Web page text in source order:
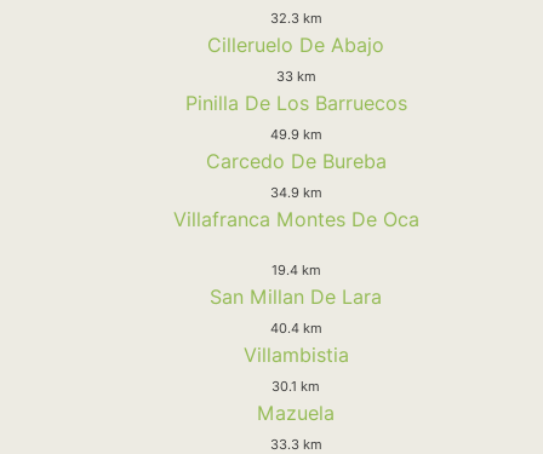
32.3 km
Cilleruelo De Abajo
33 km
Pinilla De Los Barruecos
49.9 km
Carcedo De Bureba
34.9 km
Villafranca Montes De Oca
19.4 km
San Millan De Lara
40.4 km
Villambistia
30.1 km
Mazuela
33.3 km